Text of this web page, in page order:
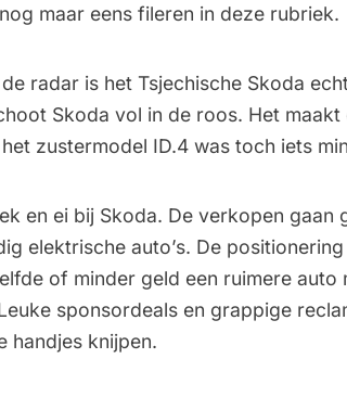
maar eens fileren in deze rubriek.
radar is het Tsjechische Skoda
Skoda vol in de roos. Het
zustermodel ID.4 was toch iets
en ei bij Skoda. De verkopen gaan
elektrische auto’s. De
of minder geld een ruimere auto
sponsordeals en grappige
handjes knijpen.